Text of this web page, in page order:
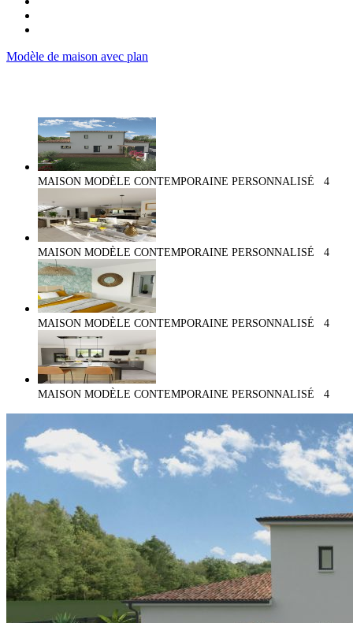
Modèle de maison avec plan
MAISON MODÈLE CONTEMPORAINE PERSONNALISÉ 4
MAISON MODÈLE CONTEMPORAINE PERSONNALISÉ 4
MAISON MODÈLE CONTEMPORAINE PERSONNALISÉ 4
MAISON MODÈLE CONTEMPORAINE PERSONNALISÉ 4